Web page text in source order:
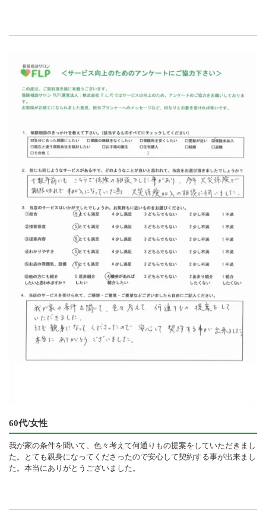
60代/女性
我が家の条件を聞いて、色々考えて何通りもの提案をしていただきまし
た。とても親身になってくださったので安心して契約する事が出来まし
た。本当にありがとうございました。